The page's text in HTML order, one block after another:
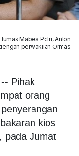
Mabes Polri, Anton
perwakilan Ormas
Pihak
orang
kios
pada Jumat